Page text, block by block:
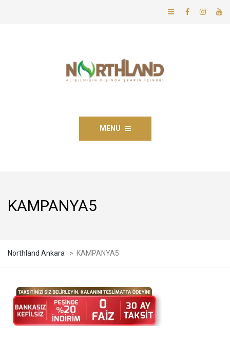
MENU
KAMPANYA5
Northland Ankara > KAMPANYA5